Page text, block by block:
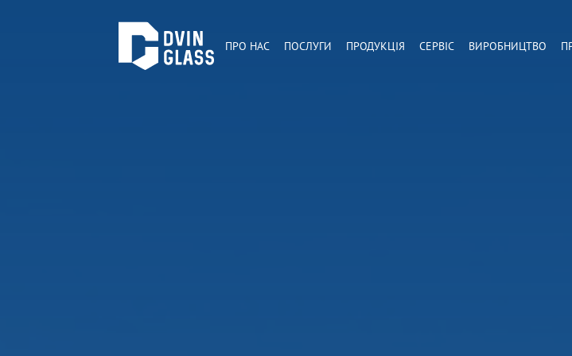
ПРО НАС ПОСЛУГИ ПРОДУКЦІЯ СЕРВІС ВИРОБНИЦТВО